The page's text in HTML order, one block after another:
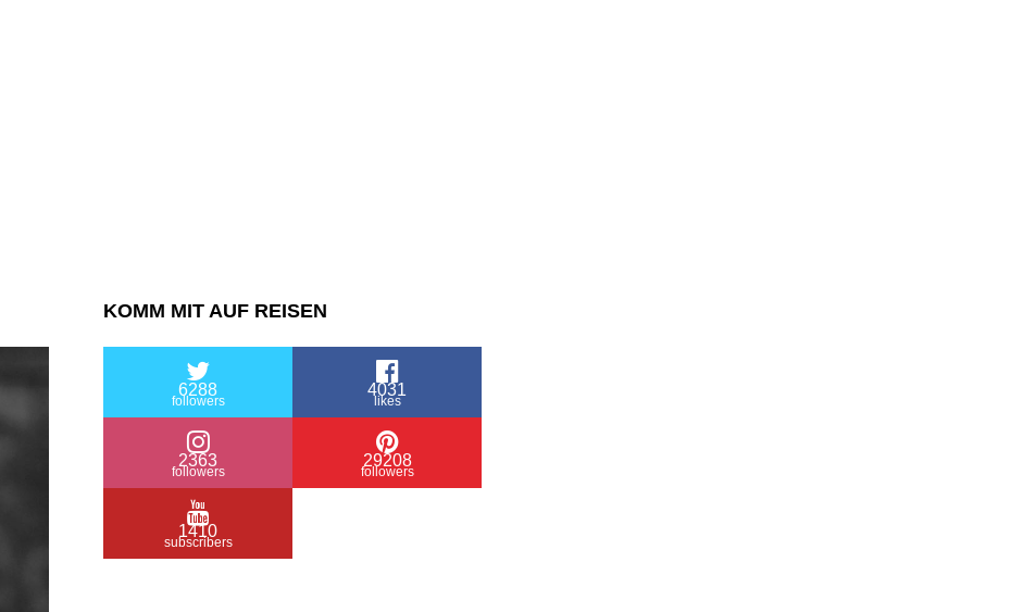
KOMM MIT AUF REISEN
6288
followers
4031
likes
2363
followers
29208
followers
1410
subscribers